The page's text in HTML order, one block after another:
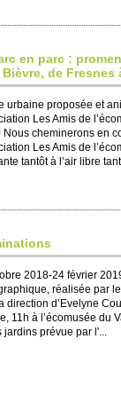
en parc :
de Fresnes
urbaine proposée et
Les Amis de
Nous cheminerons en
Les Amis de
tantôt à l’air libre
2018-24 février
réalisée par
direction d’Evelyne
11h à l’écomusée du
jardins prévue par l'...